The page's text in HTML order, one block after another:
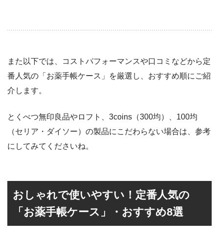
また以下では、コストパフォーマンスや口コミなどから定
番人気の「お薬手帳ケース」を厳選し、おすすめ順にご紹
介します。
とくべつ無印良品やロフト、3coins（300均）、100均
（セリア・ダイソー）の製品にこだわらない場合は、参考
にしてみてくださいね。
おしゃれで使いやすい！定番人気の
「お薬手帳ケース」・おすすめ8選